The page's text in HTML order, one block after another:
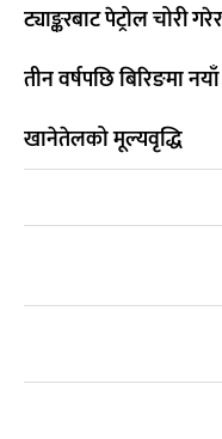
ट्याङ्करबाट पेट्रोल चोरी
तीन वर्षपछि बिरिङमा
खानेतेलको मूल्यवृद्धि